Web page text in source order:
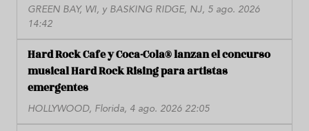
GREEN BAY, WI, y BASKING RIDGE, NJ, 5 ago. 2026
14:42
Hard Rock Cafe y Coca-Cola® lanzan el concurso
musical Hard Rock Rising para artistas
emergentes
HOLLYWOOD, Florida, 4 ago. 2026 22:05